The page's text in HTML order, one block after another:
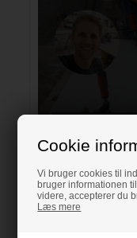
Cookie
Vi bruger cookies til
bruger informationen
videre, accepterer du
Læs mere
Se video om